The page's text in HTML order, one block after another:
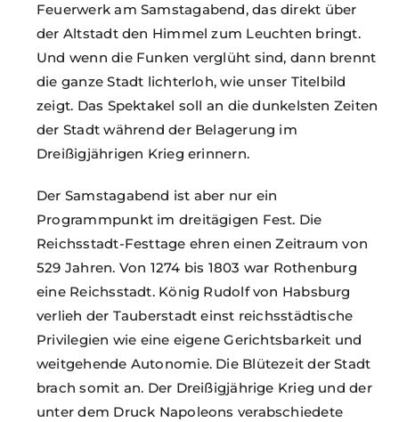
Feuerwerk am Samstagabend, das direkt über
der Altstadt den Himmel zum Leuchten bringt.
Und wenn die Funken verglüht sind, dann brennt
die ganze Stadt lichterloh, wie unser Titelbild
zeigt. Das Spektakel soll an die dunkelsten Zeiten
der Stadt während der Belagerung im
Dreißigjährigen Krieg erinnern.
Der Samstagabend ist aber nur ein
Programmpunkt im dreitägigen Fest. Die
Reichsstadt-Festtage ehren einen Zeitraum von
529 Jahren. Von 1274 bis 1803 war Rothenburg
eine Reichsstadt. König Rudolf von Habsburg
verlieh der Tauberstadt einst reichsstädtische
Privilegien wie eine eigene Gerichtsbarkeit und
weitgehende Autonomie. Die Blütezeit der Stadt
brach somit an. Der Dreißigjährige Krieg und der
unter dem Druck Napoleons verabschiedete